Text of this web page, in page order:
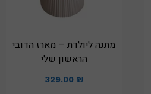
מתנה ליולדת – מארז הדובי
הראשון שלי
329.00 ₪